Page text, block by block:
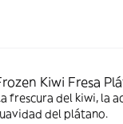
Kiwi Fresa
frescura del kiwi, la
del plátano.